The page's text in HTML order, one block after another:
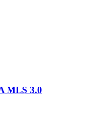
MLS 3.0